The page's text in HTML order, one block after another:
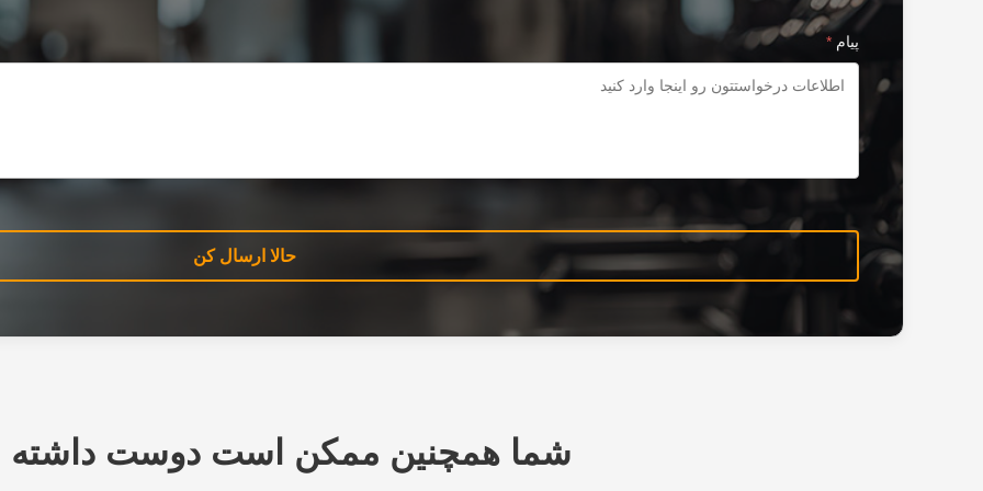
پیام *
حالا ارسال کن
شما همچنین ممکن است دوست داشته